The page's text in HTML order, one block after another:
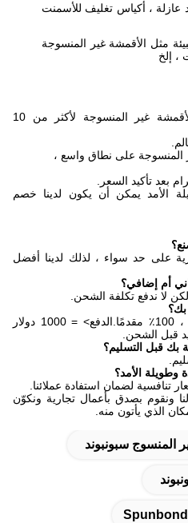
عازلة ، أكياس تغليف للأسمنت
مثل الأقمشة غير المنسوجة
، إلخ
* نحن متخصصون في صناعة الأقمشة غير المنسوجة لأكثر من 10
المنسوجة على نطاق واسع ،
بعد تأكيد السعر.
الأمد يمكن أن يكون لدينا خصم
على حد سواء ، لذلك لدينا أفضل
لا ندفع تكلفة الشحن.
ج: الدفع <= 1000 دولار أمريكي ، 100٪ مقدمًا.الدفع> = 1000 دولار
ونقوم بصدق بأعمال تجارية ونكوّن
الذي يأتون منه.
المنسوج سبونبوند